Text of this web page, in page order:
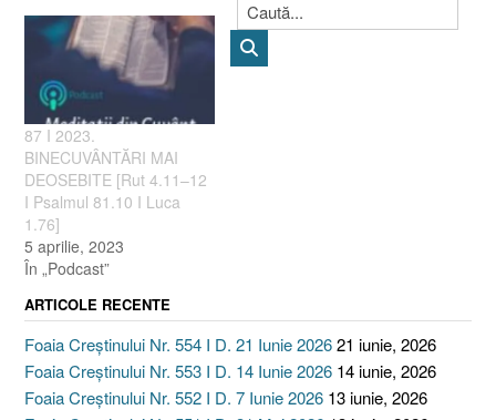
87 I 2023.
BINECUVÂNTĂRI MAI
DEOSEBITE [Rut 4.11–12
I Psalmul 81.10 I Luca
1.76]
5 aprilie, 2023
În „Podcast”
ARTICOLE RECENTE
Foaia Creștinului Nr. 554 I D. 21 Iunie 202621 iunie, 2026
Foaia Creștinului Nr. 553 I D. 14 Iunie 2026 14 iunie, 2026
Foaia Creștinului Nr. 552 I D. 7 Iunie 2026 13 iunie, 2026